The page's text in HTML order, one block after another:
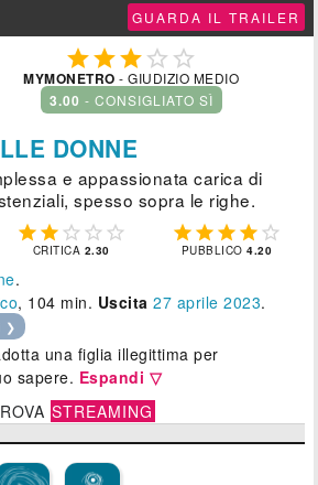
GUARDA IL TRAILER
  
MYMONETRO - GIUDIZIO MEDIO
3.00 - CONSIGLIATO SÌ
DONNE
e appassionata carica di
spesso sopra le righe.
    
CRITICA 2.30
    
PUBBLICO4.20
.
, 104 min. Uscita 27 aprile 2023.
❯
una figlia illegittima per
sapere. Espandi ▽
STREAMING